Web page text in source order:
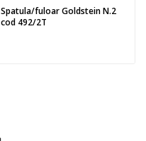
Spatula/fuloar Goldstein N.2
cod 492/2T